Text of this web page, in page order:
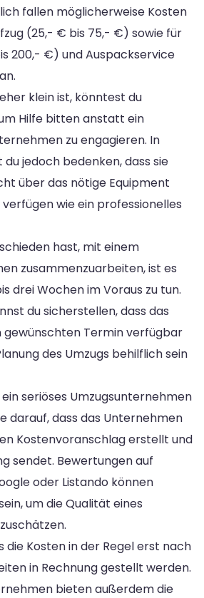
fallen möglicherweise Kosten
(25,- € bis 75,- €) sowie für
200,- €) und Auspackservice
klein ist, könntest du
Hilfe bitten anstatt ein
zu engagieren. In
jedoch bedenken, dass sie
über das nötige Equipment
wie ein professionelles
hast, mit einem
zusammenzuarbeiten, ist es
drei Wochen im Voraus zu tun.
du sicherstellen, dass das
gewünschten Termin verfügbar
des Umzugs behilflich sein
seriöses Umzugsunternehmen
darauf, dass das Unternehmen
Kostenvoranschlag erstellt und
sendet. Bewertungen auf
oder Listando können
um die Qualität eines
die Kosten in der Regel erst nach
in Rechnung gestellt werden.
bieten außerdem die